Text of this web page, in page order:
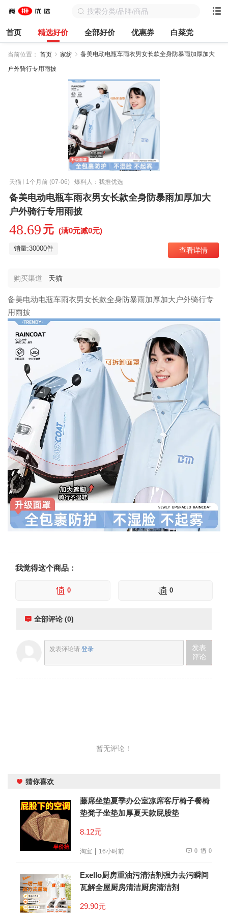
首页 精选好价 全部好价 优惠券 白菜党
当前位置： 首页 家纺 备美电动电瓶车雨衣男女长款全身防暴雨加厚加大
户外骑行专用雨披
天猫 1个月前 (07-06) 爆料人：我推优选
备美电动电瓶车雨衣男女长款全身防暴雨加厚加大
户外骑行专用雨披
48.69 元 (满0元减0元)
销量:30000件 查看详情
购买渠道 天猫
备美电动电瓶车雨衣男女长款全身防暴雨加厚加大户外骑行专
用雨披
我觉得这个商品：
0 0
全部评论 (0)
发表评论请 登录
发表
评论
暂无评论！
猜你喜欢
藤席坐垫夏季办公室凉席客厅椅子餐椅
垫凳子坐垫加厚夏天款屁股垫
8.12元
淘宝 16小时前 0 0
Exello厨房重油污清洁剂强力去污瞬间
瓦解全屋厨房清洁厨房清洁剂
29.90元